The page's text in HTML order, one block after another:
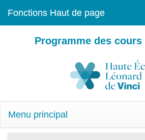
Fonctions Haut de page
Programme des cours
Menu principal